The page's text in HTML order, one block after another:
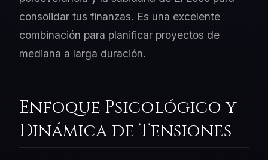
consolidar tus finanzas. Es una excelente
combinación para planificar proyectos de
mediana a larga duración.
Enfoque Psicológico y
Dinámica de Tensiones